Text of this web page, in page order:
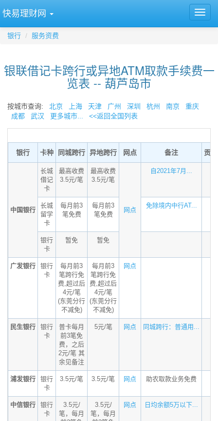
快易理财网
银行 服务资费
银联借记卡跨行或异地ATM取款手续费一
览表 -- 葫芦岛市
按城市查询: 北京 上海 天津 广州 深圳 杭州 南京
重庆
成都
武汉 更多城市... <<返回全国列表
银行 卡种 同城跨行 异地跨行 网点 备注 贡
中国银行
长城
借记
卡
最高收费
3.5元/笔
最高收费
3.5元/笔
网点
自2021年7月...
长城
留学
卡
每月前3
笔免费
每月前3
笔免费
免除境内中行AT...
银行
卡
暂免 暂免
广发银行
银行
卡
每月前3
笔跨行免
费,超过后
4元/笔
(东莞分行
不减免)
每月前3
笔跨行免
费,超过后
4元/笔
(东莞分行
不减免)
网点
民生银行
银行
卡
普卡每月
前3笔免
费，之后
2元/笔 其
余见备注
5元/笔 网点 同城跨行：普通用...
浦发银行
银行
卡
3.5元/笔 3.5元/笔 网点 助农取款业务免费
中信银行
银行
卡
3.5元/
笔，每月
3.5元/
笔，每月
网点 日均余额5万以下...